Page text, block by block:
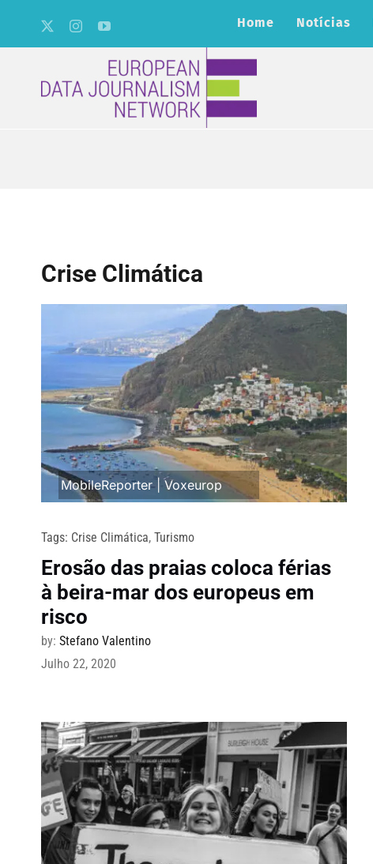
Home Notícias
Crise Climática
MobileReporter|Voxeurop
Tags: Crise Climática, Turismo
Erosão das praias coloca férias
à beira-mar dos europeus em
risco
by: Stefano Valentino
Julho 22, 2020